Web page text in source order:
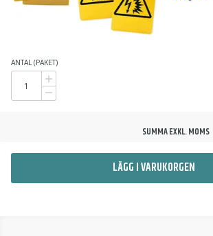
ANTAL (PAKET)
SUMMA EXKL. MOMS
LÄGG I VARUKORGEN